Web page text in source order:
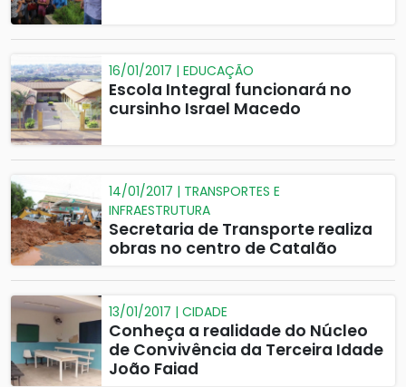
16/01/2017 | EDUCAÇÃO
Escola Integral funcionará no
cursinho Israel Macedo
14/01/2017 | TRANSPORTES E
INFRAESTRUTURA
Secretaria de Transporte realiza
obras no centro de Catalão
13/01/2017 | CIDADE
Conheça a realidade do Núcleo
de Convivência da Terceira Idade
João Faiad